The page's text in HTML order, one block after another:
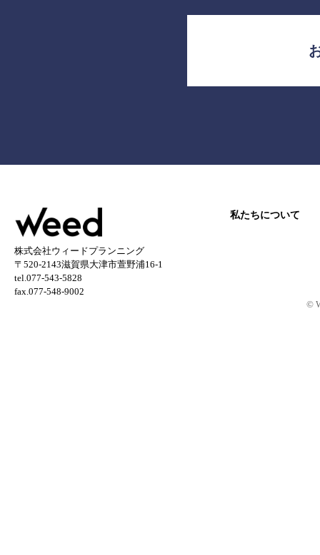
株式会社ウィードプランニング
〒520-2143滋賀県大津市萱野浦16-1
tel.077-543-5828
fax.077-548-9002
私たちについて
©